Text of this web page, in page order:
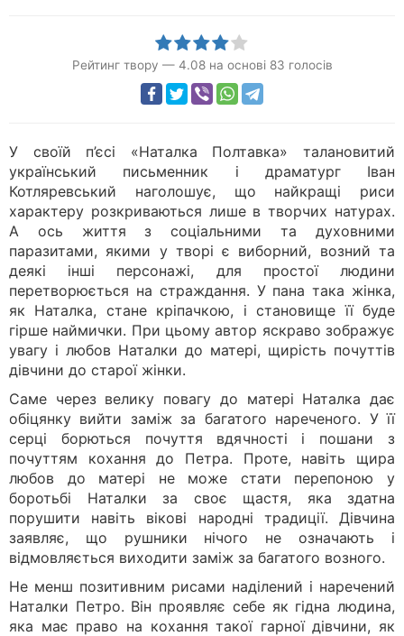
Рейтинг твору — 4.08на основі 83 голосів
У своїй п’єсі «Наталка Полтавка» талановитий
український письменник і драматург Іван
Котляревський наголошує, що найкращі риси
характеру розкриваються лише в творчих натурах.
А ось життя з соціальними та духовними
паразитами, якими у творі є виборний, возний та
деякі інші персонажі, для простої людини
перетворюється на страждання. У пана така жінка,
як Наталка, стане кріпачкою, і становище її буде
гірше наймички. При цьому автор яскраво зображує
увагу і любов Наталки до матері, щирість почуттів
дівчини до старої жінки.
Саме через велику повагу до матері Наталка дає
обіцянку вийти заміж за багатого нареченого. У її
серці борються почуття вдячності і пошани з
почуттям кохання до Петра. Проте, навіть щира
любов до матері не може стати перепоною у
боротьбі Наталки за своє щастя, яка здатна
порушити навіть вікові народні традиції. Дівчина
заявляє, що рушники нічого не означають і
відмовляється виходити заміж за багатого возного.
Не менш позитивним рисами наділений і наречений
Наталки Петро. Він проявляє себе як гідна людина,
яка має право на кохання такої гарної дівчини, як